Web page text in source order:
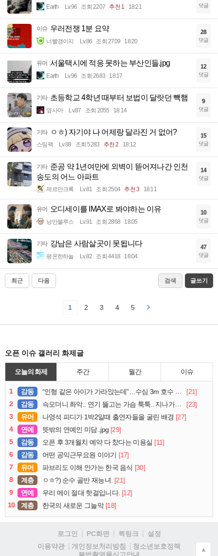
Earth Lv.96 조회 2207 추천 1 18:21 댓글
이슈 우러전쟁 1분 요약
너빨갱이지 Lv.86 조회 2709 18:20
28
댓글
유머 서울택시에 적응 못하는 부산인들.jpg
Earth Lv.96 조회 2683 18:17
12
댓글
기타 초등학교 4학년 때부터 보법이 달랏던 빽햄
옆사마 Lv.87 조회 2055 18:14
9
댓글
기타 ㅇㅎ) 자기야 나 어제랑 달라진 거 없어?
스팀팩 Lv.88 조회 5283 추천 2 18:12
15
댓글
기타 준공 약 1년여만에 외벽이 뜯어져나간 인천
송도의 어느 아파트
제르만크록 Lv.81 조회 2504 추천 3 18:11
14
댓글
유머 오디세이를 IMAX로 봐야하는 이유
낭만블루스 Lv.91 조회 2868 18:05
10
댓글
기타 강남은 사람살곳이 못됩니다
평온한하늘 Lv.82 조회 4418 18:04
47
댓글
최근 다음 검색 글쓰기
1 2 3 4 5
오픈 이슈 갤러리 화제글
오늘의 화제 주간 월간 이슈
1 감동 “인형 같은 아이가 가라앉는데”…수심 3m 호수 뛰어든 60대 의인
[21]
2
감동 슥오더니 촤악.. 연기 뚫고는 가슴 툭툭.. 지나가던 아재의 정체
[23]
3
유머 나영석 피디가 1박2일때 출연자들을 굴린 배경 [27]
4
연예 뜻밖의 연예인 미담..jpg [29]
5
감동 오픈 후 3개월치 예약 다 찼다는 미용실 [11]
6
감동 어떤 공익근무요원 이야기 [17]
7
유머 파브리도 이해 안가는 한국 음식 [30]
8
계층 ㅇㅎ?) 순수 골반 재능녀. [21]
9
연예 우리 메이 절대 핫걸입니다. [12]
10
계층 한국의 새로운 그늘막 [18]
로그인 PC화면 퀵링크
설정
이용약관
개인정보처리방침
청소년보호정책
▲